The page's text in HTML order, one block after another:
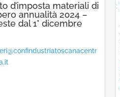
d’imposta materiali di
annualità 2024 –
dal 1° dicembre